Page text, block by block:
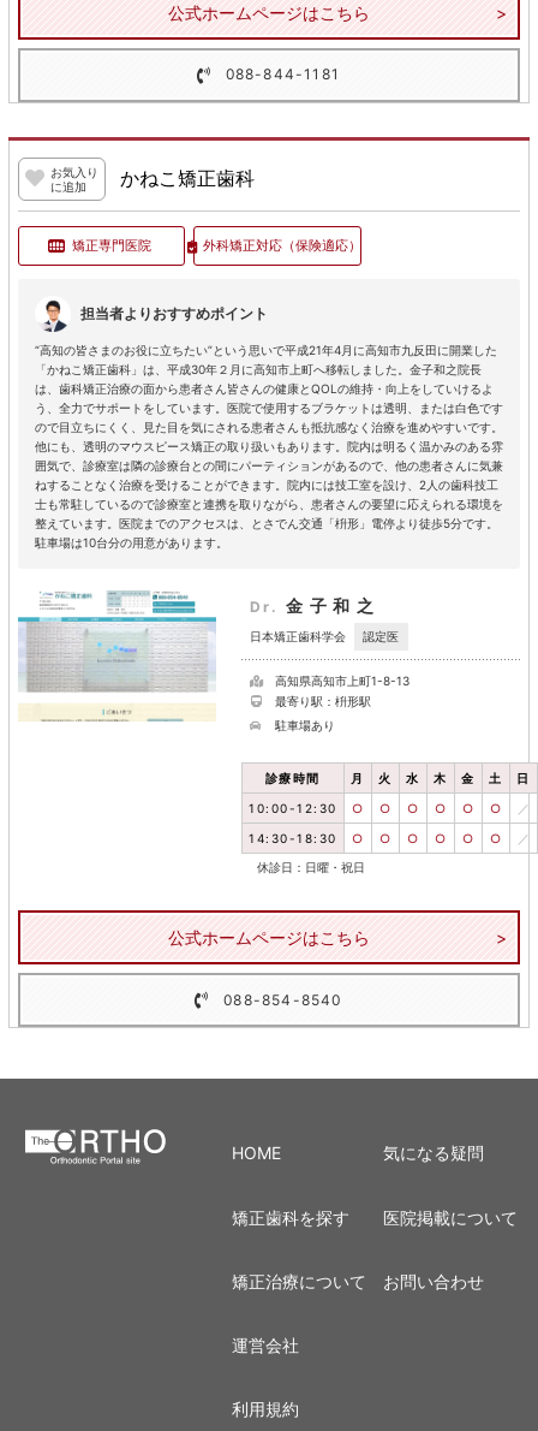
公式ホームページはこちら
088-844-1181
お気入り
に追加
かねこ矯正歯科
矯正専門医院 外科矯正対応（保険適応）
担当者よりおすすめポイント
“高知の皆さまのお役に立ちたい”という思いで平成21年4月に高知市九反田に開業した
「かねこ矯正歯科」は、平成30年２月に高知市上町へ移転しました。金子和之院長
は、歯科矯正治療の面から患者さん皆さんの健康とQOLの維持・向上をしていけるよ
う、全力でサポートをしています。医院で使用するブラケットは透明、または白色です
ので目立ちにくく、見た目を気にされる患者さんも抵抗感なく治療を進めやすいです。
他にも、透明のマウスピース矯正の取り扱いもあります。院内は明るく温かみのある雰
囲気で、診療室は隣の診療台との間にパーティションがあるので、他の患者さんに気兼
ねすることなく治療を受けることができます。院内には技工室を設け、2人の歯科技工
士も常駐しているので診療室と連携を取りながら、患者さんの要望に応えられる環境を
整えています。医院までのアクセスは、とさでん交通「枡形」電停より徒歩5分です。
駐車場は10台分の用意があります。
Dr. 金子和之
日本矯正歯科学会 認定医
高知県高知市上町1-8-13
最寄り駅：枡形駅
駐車場あり
診療時間 月 火 水 木 金 土 日
10:00-12:30 ○ ○ ○ ○ ○ ○ ／
14:30-18:30 ○ ○ ○ ○ ○ ○ ／
休診日：日曜・祝日
公式ホームページはこちら
088-854-8540
HOME
矯正歯科を探す
矯正治療について
気になる疑問
医院掲載について
お問い合わせ
運営会社
利用規約